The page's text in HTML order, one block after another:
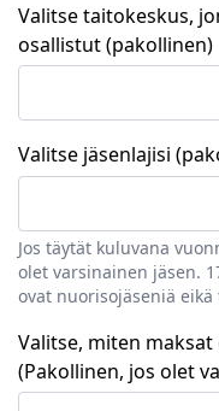
Valitse taitokeskus,
osallistut (pakollinen)
Valitse jäsenlajisi
Jos täytät kuluvana
olet varsinainen jäsen.
ovat nuorisojäseniä
Valitse, miten
(Pakollinen, jos olet